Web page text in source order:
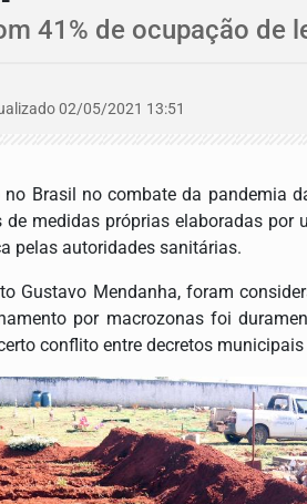
41% de ocupação de
02/05/2021 13:51
Brasil no combate da pandemia
medidas próprias elaboradas por
pelas autoridades sanitárias.
Gustavo Mendanha, foram
por macrozonas foi
conflito entre decretos